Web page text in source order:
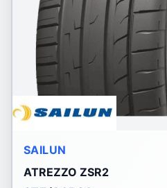
SAILUN
ATREZZO ZSR2